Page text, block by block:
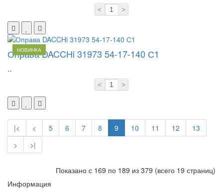
< >
НОВИНКА
Оправа DACCHi 31973 54-17-140 С1
..
< >
|< < 5 6 7 8 9 10 11 12
13
>
>|
Показано с 169 по 189 из 379 (всего 19 страниц)
Информация